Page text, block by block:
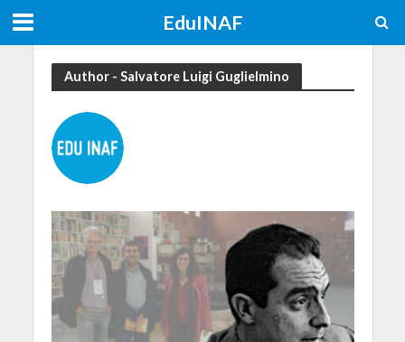
EduINAF
Author - Salvatore Luigi Guglielmino